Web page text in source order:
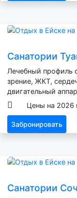
Санатории
Лечебный профиль
зрение, ЖКТ,
двигательный
Цены на 2026
Забронировать
Санатории